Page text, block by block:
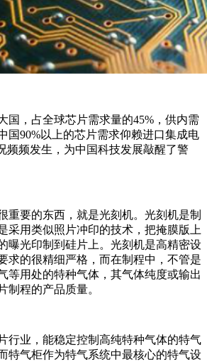
国，占全球芯片需求量的45%，供内需
国90%以上的芯片需求仰赖进口集成电
频频发生，为中国科技发展敲醒了警
重要的东西，就是光刻机。光刻机是制
采用类似照片冲印的技术，把掩膜版上
曝光印制到硅片上。光刻机是高精密设
求的很精细严格，而在制程中，不管是
等用处的特种气体，其气体纯度或输出
制程的产品质量。
行业，能稳定控制高纯特种气体的特气
特气柜作为特气系统中最核心的特气设